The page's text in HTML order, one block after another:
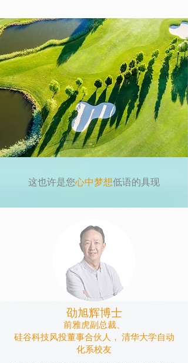
​这也许是您心中梦想低语的具现
劭旭辉博士
前雅虎副总裁、
硅谷科技风投董事合伙人， ​清华大学自动
化系校友